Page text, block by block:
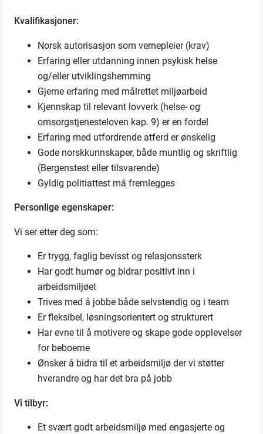
Kvalifikasjoner:
Norsk autorisasjon som vernepleier (krav)
Erfaring eller utdanning innen psykisk helse
og/eller utviklingshemming
Gjerne erfaring med målrettet miljøarbeid
Kjennskap til relevant lovverk (helse- og
omsorgstjenesteloven kap. 9) er en fordel
Erfaring med utfordrende atferd er ønskelig
Gode norskkunnskaper, både muntlig og skriftlig
(Bergenstest eller tilsvarende)
Gyldig politiattest må fremlegges
Personlige egenskaper:
Vi ser etter deg som:
Er trygg, faglig bevisst og relasjonssterk
Har godt humør og bidrar positivt inn i
arbeidsmiljøet
Trives med å jobbe både selvstendig og i team
Er fleksibel, løsningsorientert og strukturert
Har evne til å motivere og skape gode opplevelser
for beboerne
Ønsker å bidra til et arbeidsmiljø der vi støtter
hverandre og har det bra på jobb
Vi tilbyr:
Et svært godt arbeidsmiljø med engasjerte og